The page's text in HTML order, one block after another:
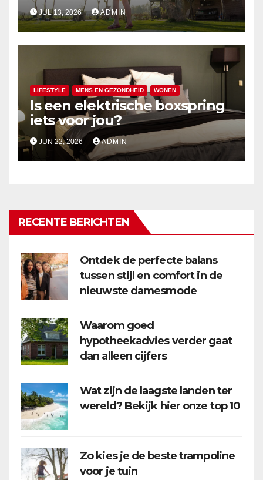
JUL 13, 2026 ADMIN
LIFESTYLE MENS EN GEZONDHEID WONEN
Is een elektrische boxspring
iets voor jou?
JUN 22, 2026 ADMIN
RECENTE BERICHTEN
Ontdek de perfecte balans
tussen stijl en comfort in de
nieuwste damesmode
Waarom goed
hypotheekadvies verder gaat
dan alleen cijfers
Wat zijn de laagste landen ter
wereld? Bekijk hier onze top 10
Zo kies je de beste trampoline
voor je tuin